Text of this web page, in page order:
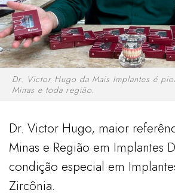
Dr. Victor Hugo da Mais Implantes é
Minas e toda região.
Dr. Victor Hugo, maior
Minas e Região em Implantes
condição especial em
Zircônia.